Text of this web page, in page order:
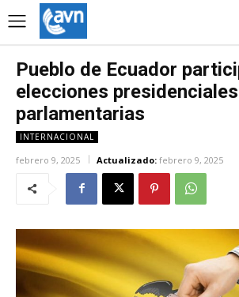
Pueblo de Ecuador
elecciones
parlamentarias
INTERNACIONAL
febrero 9, 2025 Actualizado: febrero 9, 2025